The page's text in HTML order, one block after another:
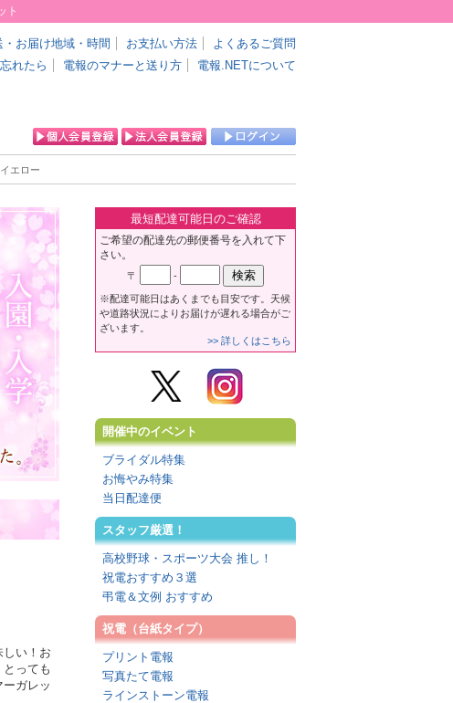
ト
・お届け地域・時間 お支払い方法
よくあるご質問
れたら 電報のマナーと送り方 電報.NETについて
エロー
い！お
っても
ガレッ
最短配達可能日のご確認
ご希望の配達先の郵便番号を入れて下
さい。
〒 -
※配達可能日はあくまでも目安です。天候
や道路状況によりお届けが遅れる場合がご
ざいます。
>> 詳しくはこちら
開催中のイベント
ブライダル特集
お悔やみ特集
当日配達便
スタッフ厳選！
高校野球・スポーツ大会 推し！
祝電おすすめ３選
弔電＆文例 おすすめ
祝電（台紙タイプ）
プリント電報
写真たて電報
ラインストーン電報